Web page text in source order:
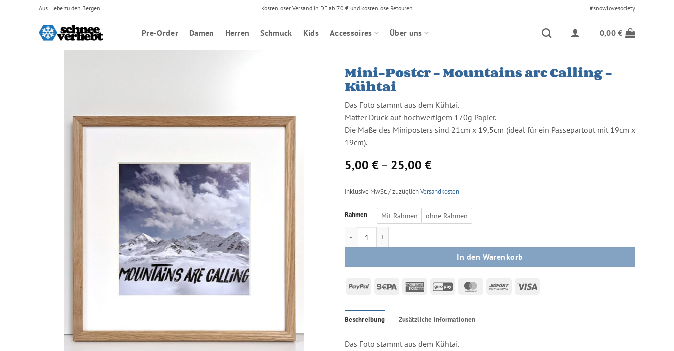
Aus Liebe zu den Bergen Kostenloser Versand in DE ab 70 € und kostenlose Retouren #snowlovesociety
Pre-Order Damen Herren Schmuck Kids Accessoires Über uns 0,00€
Mini-Poster – Mountains are Calling –
Kühtai
Das Foto stammt aus dem Kühtai.
Matter Druck auf hochwertigem 170g Papier.
Die Maße des Miniposters sind 21cm x 19,5cm (ideal für ein Passepartout mit 19cm x
19cm).
5,00 €– 25,00 €
inklusive MwSt. / zuzüglichVersandkosten
Rahmen Mit Rahmen ohne Rahmen
In den Warenkorb
PayPal Sepa
AmericanGiroPay MasterCardSofort Visa
Beschreibung Zusätzliche Informationen
Das Foto stammt aus dem Kühtai.